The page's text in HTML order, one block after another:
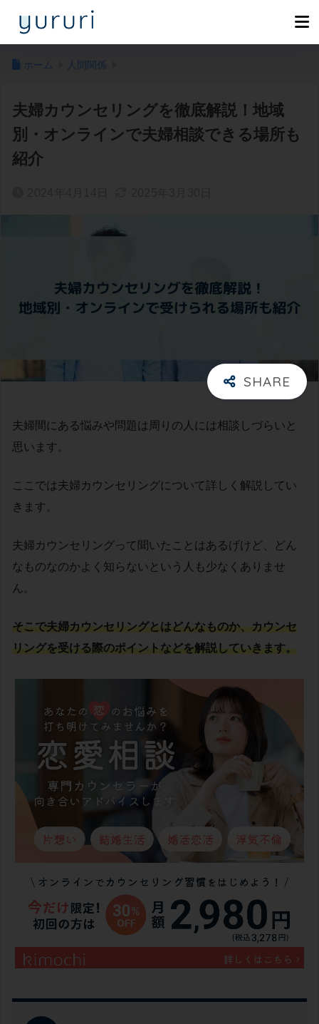
ホーム 人間関係
夫婦カウンセリングを徹底解説！地域
別・オンラインで夫婦相談できる場所も
紹介
夫婦間にある悩みや問題は周りの人には相談しづらいと
思います。
ここでは夫婦カウンセリングについて詳しく解説してい
きます。
夫婦カウンセリングって聞いたことはあるげけど、どん
なものなのかよく知らないという人も少なくありませ
ん。
そこで夫婦カウンセリングとはどんなものか、カウンセ
リングを受ける際のポイントなどを解説していきます。